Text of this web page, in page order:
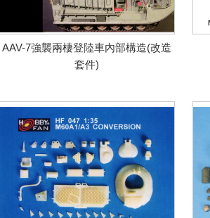
AAV-7強襲兩棲登陸車內部構造(改造
套件)